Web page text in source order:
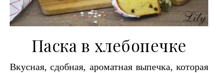
Паска в хлебопечке
Вкусная, сдобная, ароматная выпечка, которая